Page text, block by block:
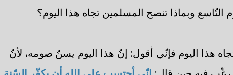
وبماذا تنصح المسلمين تجاه هذا اليوم؟
هذا اليوم فإنّي أقول: إنّ هذا اليوم يسنّ صومه، لأنّ